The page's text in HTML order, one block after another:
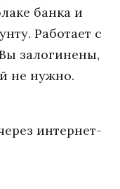
банка и
Работает с
залогинены,
не нужно.
интернет-